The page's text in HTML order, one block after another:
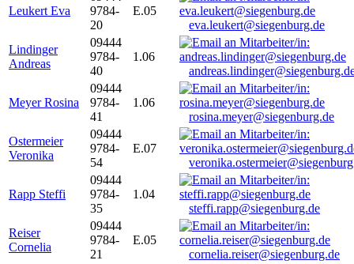
Leukert Eva
9784-
20
E.05
eva.leukert@siegenburg.de
Lindinger
Andreas
09444
9784-
40
1.06
Meyer Rosina
09444
9784-
41
1.06
rosina.meyer@siegenburg.de
Ostermeier
Veronika
09444
9784-
54
E.07
Rapp Steffi
09444
9784-
35
1.04
steffi.rapp@siegenburg.de
Reiser
Cornelia
09444
9784-
21
E.05
cornelia.reiser@siegenburg.de